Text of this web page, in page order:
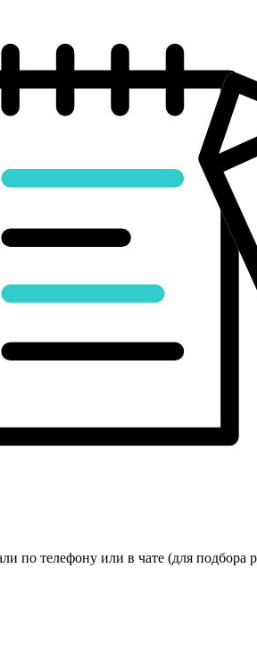
по телефону или в чате (для